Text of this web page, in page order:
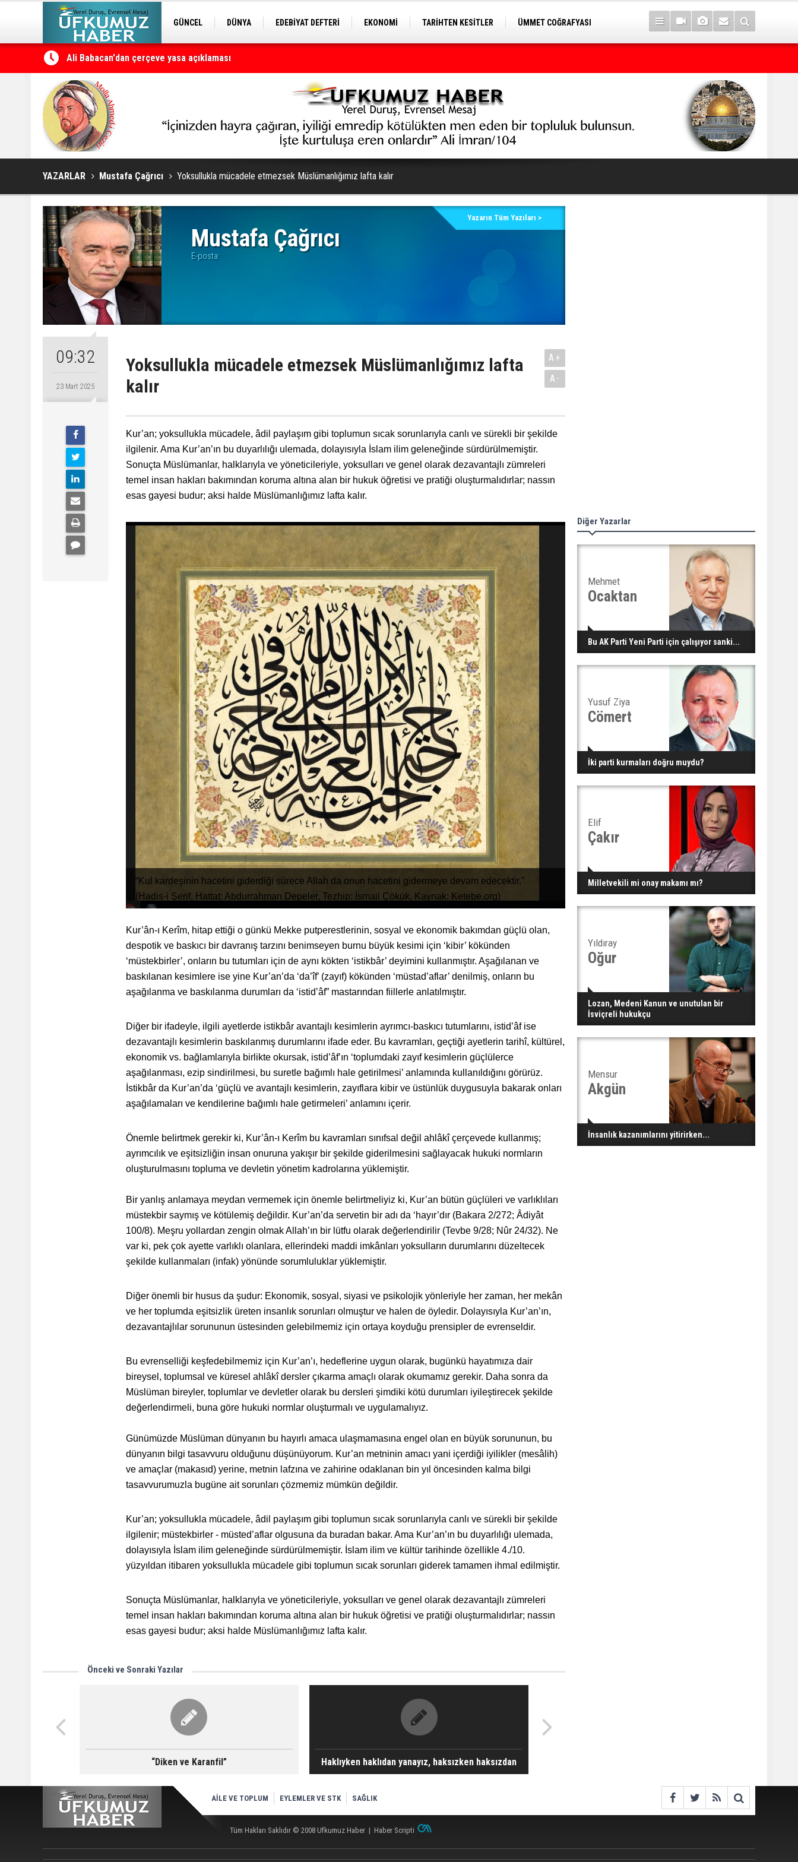
GÜNCEL DÜNYA EDEBİYAT DEFTERİ EKONOMİ TARİHTEN KESİTLER
ÜMMET COĞRAFYASI
Ali Babacan'dan çerçeve yasa açıklaması
Petrol erzan bû
YAZARLAR Mustafa Çağrıcı Yoksullukla mücadele etmezsek Müslümanlığımız lafta kalır
Mustafa Çağrıcı
E-posta:
Yazarın Tüm Yazıları >
09:32
23 Mart 2025
Yoksullukla mücadele etmezsek Müslümanlığımız lafta
kalır
A+
A-
Kur’an; yoksullukla mücadele, âdil paylaşım gibi toplumun sıcak sorunlarıyla canlı ve sürekli bir şekilde
ilgilenir. Ama Kur’an’ın bu duyarlılığı ulemada, dolayısıyla İslam ilim geleneğinde sürdürülmemiştir.
Sonuçta Müslümanlar, halklarıyla ve yöneticileriyle, yoksulları ve genel olarak dezavantajlı zümreleri
temel insan hakları bakımından koruma altına alan bir hukuk öğretisi ve pratiği oluşturmalıdırlar; nassın
esas gayesi budur; aksi halde Müslümanlığımız lafta kalır.
“Kul kardeşinin hacetini giderdiği sürece Allah da onun hacetini gidermeye devam edecektir.”
(Hadis-i Şerif, Hattat: Abdurrahman Depeler, Tezhip: İsmail Çökük, Kaynak: Ketebe.org)
Kur’ân-ı Kerîm, hitap ettiği o günkü Mekke putperestlerinin, sosyal ve ekonomik bakımdan güçlü olan,
despotik ve baskıcı bir davranış tarzını benimseyen burnu büyük kesimi için ‘kibir’ kökünden
‘müstekbirler’, onların bu tutumları için de aynı kökten ‘istikbâr’ deyimini kullanmıştır. Aşağılanan ve
baskılanan kesimlere ise yine Kur’an’da ‘da’îf’ (zayıf) kökünden ‘müstad’aflar’ denilmiş, onların bu
aşağılanma ve baskılanma durumları da ‘istid’âf” mastarından fiillerle anlatılmıştır.
Diğer bir ifadeyle, ilgili ayetlerde istikbâr avantajlı kesimlerin ayrımcı-baskıcı tutumlarını, istid’âf ise
dezavantajlı kesimlerin baskılanmış durumlarını ifade eder. Bu kavramları, geçtiği ayetlerin tarihî, kültürel,
ekonomik vs. bağlamlarıyla birlikte okursak, istid’âf’ın ‘toplumdaki zayıf kesimlerin güçlülerce
aşağılanması, ezip sindirilmesi, bu suretle bağımlı hale getirilmesi’ anlamında kullanıldığını görürüz.
İstikbâr da Kur’an’da ‘güçlü ve avantajlı kesimlerin, zayıflara kibir ve üstünlük duygusuyla bakarak onları
aşağılamaları ve kendilerine bağımlı hale getirmeleri’ anlamını içerir.
Önemle belirtmek gerekir ki, Kur’ân-ı Kerîm bu kavramları sınıfsal değil ahlâkî çerçevede kullanmış;
ayrımcılık ve eşitsizliğin insan onuruna yakışır bir şekilde giderilmesini sağlayacak hukuki normların
oluşturulmasını topluma ve devletin yönetim kadrolarına yüklemiştir.
Bir yanlış anlamaya meydan vermemek için önemle belirtmeliyiz ki, Kur’an bütün güçlüleri ve varlıklıları
müstekbir saymış ve kötülemiş değildir. Kur’an’da servetin bir adı da ‘hayır’dır (Bakara 2/272; Âdiyât
100/8). Meşru yollardan zengin olmak Allah’ın bir lütfu olarak değerlendirilir (Tevbe 9/28; Nûr 24/32). Ne
var ki, pek çok ayette varlıklı olanlara, ellerindeki maddi imkânları yoksulların durumlarını düzeltecek
şekilde kullanmaları (infak) yönünde sorumluluklar yüklemiştir.
Diğer önemli bir husus da şudur: Ekonomik, sosyal, siyasi ve psikolojik yönleriyle her zaman, her mekân
ve her toplumda eşitsizlik üreten insanlık sorunları olmuştur ve halen de öyledir. Dolayısıyla Kur’an’ın,
dezavantajlılar sorununun üstesinden gelebilmemiz için ortaya koyduğu prensipler de evrenseldir.
Bu evrenselliği keşfedebilmemiz için Kur’an’ı, hedeflerine uygun olarak, bugünkü hayatımıza dair
bireysel, toplumsal ve küresel ahlâkî dersler çıkarma amaçlı olarak okumamız gerekir. Daha sonra da
Müslüman bireyler, toplumlar ve devletler olarak bu dersleri şimdiki kötü durumları iyileştirecek şekilde
değerlendirmeli, buna göre hukuki normlar oluşturmalı ve uygulamalıyız.
Günümüzde Müslüman dünyanın bu hayırlı amaca ulaşmamasına engel olan en büyük sorununun, bu
dünyanın bilgi tasavvuru olduğunu düşünüyorum. Kur’an metninin amacı yani içerdiği iyilikler (mesâlih)
ve amaçlar (makasıd) yerine, metnin lafzına ve zahirine odaklanan bin yıl öncesinden kalma bilgi
tasavvurumuzla bugüne ait sorunları çözmemiz mümkün değildir.
Kur’an; yoksullukla mücadele, âdil paylaşım gibi toplumun sıcak sorunlarıyla canlı ve sürekli bir şekilde
ilgilenir; müstekbirler - müsted’aflar olgusuna da buradan bakar. Ama Kur’an’ın bu duyarlılığı ulemada,
dolayısıyla İslam ilim geleneğinde sürdürülmemiştir. İslam ilim ve kültür tarihinde özellikle 4./10.
yüzyıldan itibaren yoksullukla mücadele gibi toplumun sıcak sorunları giderek tamamen ihmal edilmiştir.
Sonuçta Müslümanlar, halklarıyla ve yöneticileriyle, yoksulları ve genel olarak dezavantajlı zümreleri
temel insan hakları bakımından koruma altına alan bir hukuk öğretisi ve pratiği oluşturmalıdırlar; nassın
esas gayesi budur; aksi halde Müslümanlığımız lafta kalır.
Önceki ve Sonraki Yazılar
“Diken ve Karanfil” Haklıyken haklıdan yanayız, haksızken haksızdan
Diğer Yazarlar
Mehmet
Ocaktan
Bu AK Parti Yeni Parti için çalışıyor sanki...
Yusuf Ziya
Cömert
İki parti kurmaları doğru muydu?
Elif
Çakır
Milletvekili mi onay makamı mı?
Yıldıray
Oğur
Lozan, Medeni Kanun ve unutulan bir
İsviçreli hukukçu
Mensur
Akgün
İnsanlık kazanımlarını yitirirken...
AİLE VE TOPLUM EYLEMLER VE STK SAĞLIK
Tüm Hakları Saklıdır © 2008 Ufkumuz Haber | Haber Scripti